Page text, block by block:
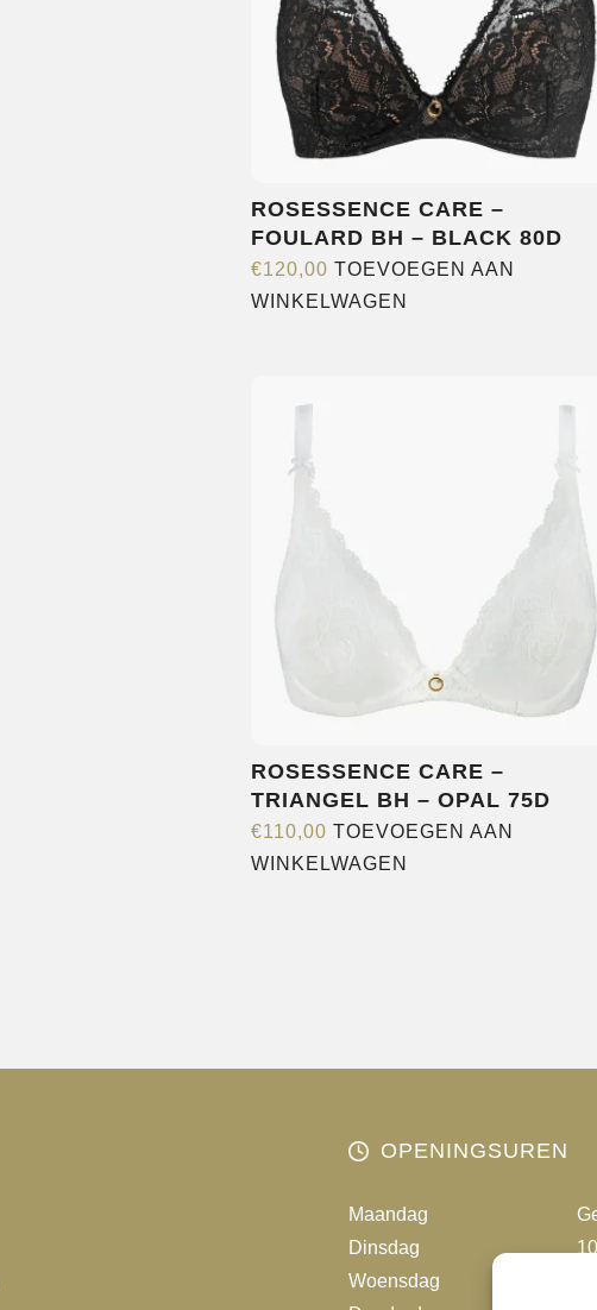
ROSESSENCE CARE –
FOULARD BH – BLACK 80D
€120,00 TOEVOEGEN AAN
WINKELWAGEN
ROSESSENCE CARE –
TRIANGEL BH – OPAL 75D
€110,00 TOEVOEGEN AAN
WINKELWAGEN
OPENINGSUREN
Maandag
Dinsdag
Woensdag